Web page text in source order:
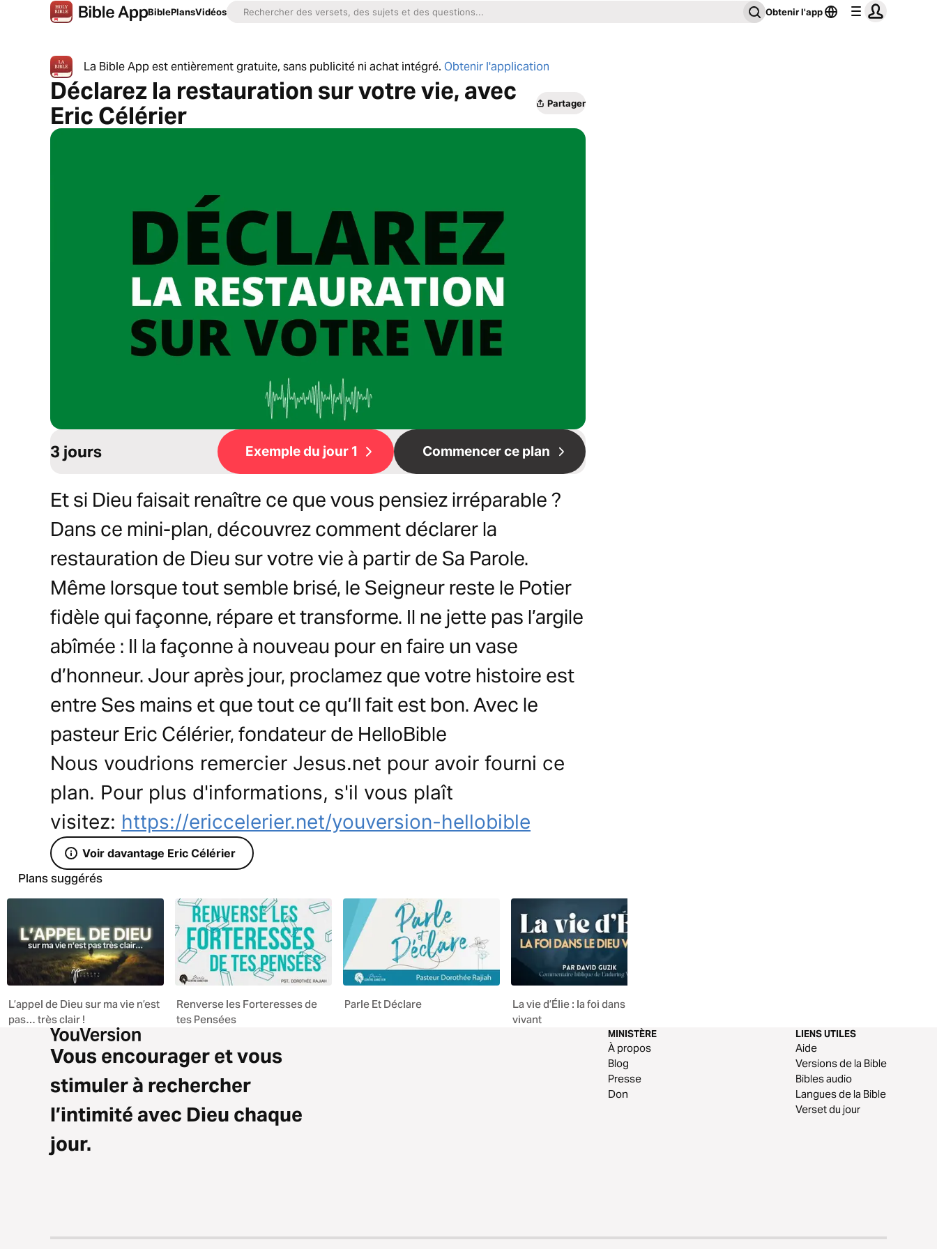
BiblePlansVidéos Obtenir l'app
La Bible App est entièrement gratuite, sans publicité ni achat intégré. Obtenir l'application
Déclarez la restauration sur votre vie, avec
Eric Célérier
Partager
3 jours Exemple du jour 1 Commencer ce plan
Et si Dieu faisait renaître ce que vous pensiez irréparable ?
Dans ce mini-plan, découvrez comment déclarer la
restauration de Dieu sur votre vie à partir de Sa Parole.
Même lorsque tout semble brisé, le Seigneur reste le Potier
fidèle qui façonne, répare et transforme. Il ne jette pas l’argile
abîmée : Il la façonne à nouveau pour en faire un vase
d’honneur. Jour après jour, proclamez que votre histoire est
entre Ses mains et que tout ce qu’Il fait est bon. Avec le
pasteur Eric Célérier, fondateur de HelloBible
Nous voudrions remercier Jesus.net pour avoir fourni ce
plan. Pour plus d'informations, s'il vous plaît
visitez: https://ericcelerier.net/youversion-hellobible
Voir davantage Eric Célérier
Plans suggérés
L’appel de Dieu sur ma vie n’est
pas… très clair !
Renverse les Forteresses de
tes Pensées
Parle Et Déclare
La vie d’Élie : la foi dans le Dieu
vivant
Vous encourager et vous
stimuler à rechercher
l’intimité avec Dieu chaque
jour.
MINISTÈRE
À propos
Blog
Presse
Don
LIENS UTILES
Aide
Versions de la Bible
Bibles audio
Langues de la Bible
Verset du jour